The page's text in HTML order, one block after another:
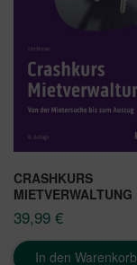
CRASHKURS
MIETVERWALTUNG
39,99 €
In den Warenkorb